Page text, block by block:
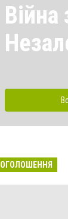
Війна
ОГОЛОШЕННЯ